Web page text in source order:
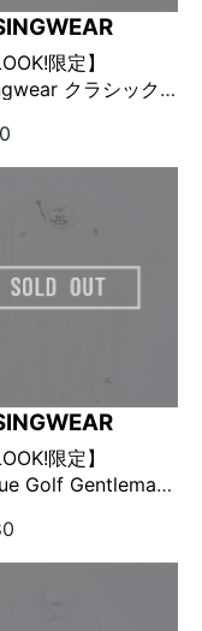
限定】
クラシック
限定】
Golf Gentleman
イト